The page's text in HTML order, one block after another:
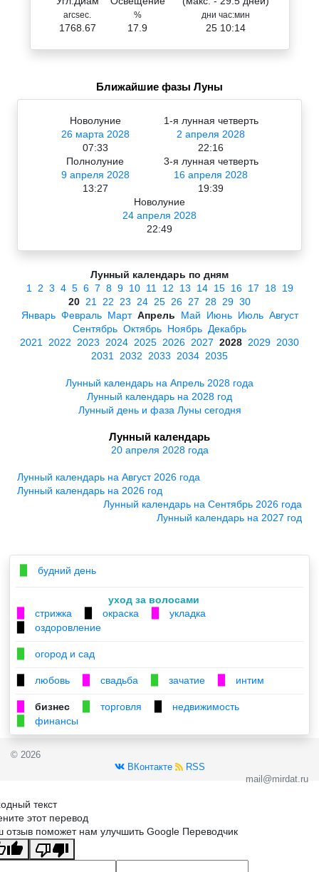
arcsec.
1768.67
%
17.9
дни час:мин
25 10:14
Ближайшие фазы Луны
Новолуние
26 марта 2028
07:33
1-я лунная четверть
2 апреля 2028
22:16
Полнолуние
9 апреля 2028
13:27
3-я лунная четверть
16 апреля 2028
19:39
Новолуние
24 апреля 2028
22:49
Лунный календарь по дням
1
2 3 4 5 6 7 8 9 10 11 12 13 14 15 16 17 18 19
20 21 22 23 24 25 26 27 28 29 30
Январь Февраль Март Апрель Май Июнь Июль Август
Сентябрь Октябрь Ноябрь Декабрь
2021
2022 2023 2024 2025 2026 2027 2028 2029 2030
2031
2032 2033 2034 2035
Лунный календарь на Апрель 2028 года
Лунный календарь на 2028 год
Лунный день и фаза Луны сегодня
Лунный календарь
20 апреля 2028 года
Лунный календарь на Август 2026 года
Лунный календарь на 2026 год
Лунный календарь на Сентябрь 2026 года
Лунный календарь на 2027 год
будний день
уход за волосами
стрижка окраска укладка
оздоровление
огород и сад
любовь свадьба зачатие интим
бизнес торговля недвижимость
финансы
© 2026
ВКонтакте
RSS
mail@mirdat.ru
текст
этот перевод
отзыв поможет нам улучшить Google Переводчик